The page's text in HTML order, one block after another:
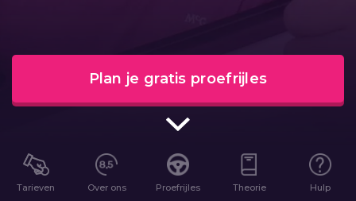
Plan je gratis proefrijles
Tarieven Over ons Proefrijles Theorie Hulp